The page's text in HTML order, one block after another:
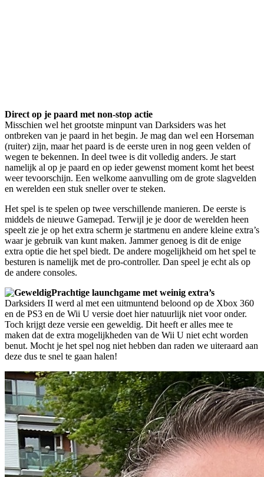
Direct op je paard met non-stop actie
Misschien wel het grootste minpunt van Darksiders was het
ontbreken van je paard in het begin. Je mag dan wel een Horseman
(ruiter) zijn, maar het paard is de eerste uren in nog geen velden of
wegen te bekennen. In deel twee is dit volledig anders. Je start
namelijk al op je paard en op ieder gewenst moment komt het beest
weer tevoorschijn. Een welkome aanvulling om de grote slagvelden
en werelden een stuk sneller over te steken.
Het spel is te spelen op twee verschillende manieren. De eerste is
middels de nieuwe Gamepad. Terwijl je je door de werelden heen
speelt zie je op het extra scherm je startmenu en andere kleine extra’s
waar je gebruik van kunt maken. Jammer genoeg is dit de enige
extra optie die het spel biedt. De andere mogelijkheid om het spel te
besturen is namelijk met de pro-controller. Dan speel je echt als op
de andere consoles.
Prachtige launchgame met weinig extra’s
Darksiders II werd al met een uitmuntend beloond op de Xbox 360
en de PS3 en de Wii U versie doet hier natuurlijk niet voor onder.
Toch krijgt deze versie een geweldig. Dit heeft er alles mee te
maken dat de extra mogelijkheden van de Wii U niet echt worden
benut. Mocht je het spel nog niet hebben dan raden we uiteraard aan
deze dus te snel te gaan halen!